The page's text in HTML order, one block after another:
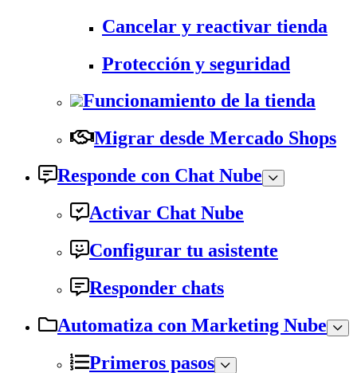
Cancelar y reactivar tienda
Protección y seguridad
Funcionamiento de la tienda
Migrar desde Mercado Shops
Responde con Chat Nube
Activar Chat Nube
Configurar tu asistente
Responder chats
Automatiza con Marketing Nube
Primeros pasos